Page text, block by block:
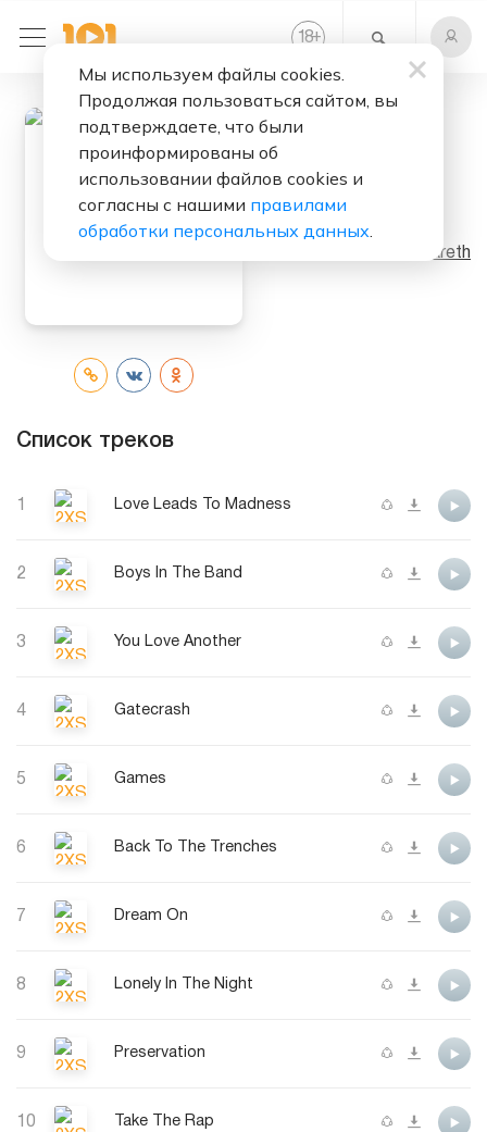
18+
Слушать бесплатно
2XS
Nazareth
Список треков
1 Love Leads To Madness
2 Boys In The Band
3 You Love Another
4 Gatecrash
5 Games
6 Back To The Trenches
7 Dream On
8 Lonely In The Night
9 Preservation
10 Take The Rap
Мы используем файлы cookies.
Продолжая пользоваться сайтом, вы
подтверждаете, что были
проинформированы об
использовании файлов cookies и
согласны с нашими правилами
обработки персональных данных.